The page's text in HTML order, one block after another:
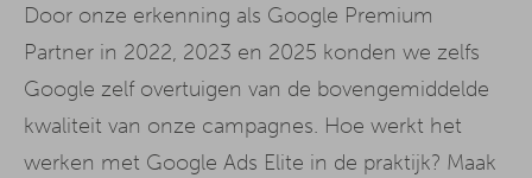
Door onze erkenning als Google Premium
Partner in 2022, 2023 en 2025 konden we zelfs
Google zelf overtuigen van de bovengemiddelde
kwaliteit van onze campagnes. Hoe werkt het
werken met Google Ads Elite in de praktijk? Maak